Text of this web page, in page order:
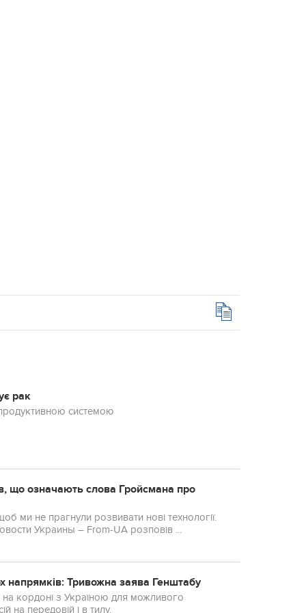
рак
системою
що означають слова Гройсмана про
ми не прагнули розвивати нові технології.
Украины – From-UA розповів ...
напрямків: Тривожна заява Генштабу
на кордоні з Україною для можливого
на передовій і в тилу.